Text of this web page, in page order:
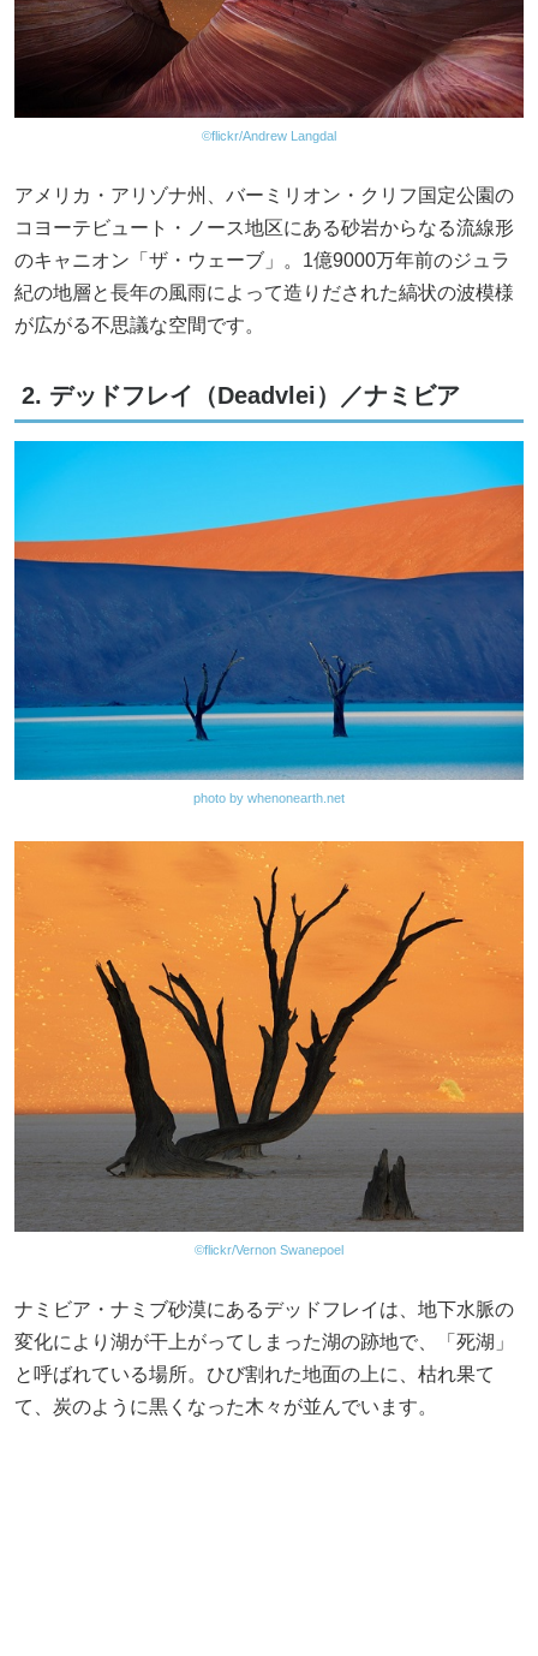
©flickr/Andrew Langdal
アメリカ・アリゾナ州、バーミリオン・クリフ国定公園の
コヨーテビュート・ノース地区にある砂岩からなる流線形
のキャニオン「ザ・ウェーブ」。1億9000万年前のジュラ
紀の地層と長年の風雨によって造りだされた縞状の波模様
が広がる不思議な空間です。
2. デッドフレイ（Deadvlei）／ナミビア
photo by whenonearth.net
©flickr/Vernon Swanepoel
ナミビア・ナミブ砂漠にあるデッドフレイは、地下水脈の
変化により湖が干上がってしまった湖の跡地で、「死湖」
と呼ばれている場所。ひび割れた地面の上に、枯れ果て
て、炭のように黒くなった木々が並んでいます。